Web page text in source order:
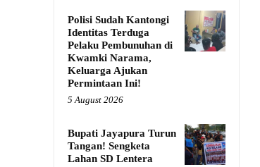
Polisi Sudah Kantongi
Identitas Terduga
Pelaku Pembunuhan di
Kwamki Narama,
Keluarga Ajukan
Permintaan Ini!
5 August 2026
Bupati Jayapura Turun
Tangan! Sengketa
Lahan SD Lentera